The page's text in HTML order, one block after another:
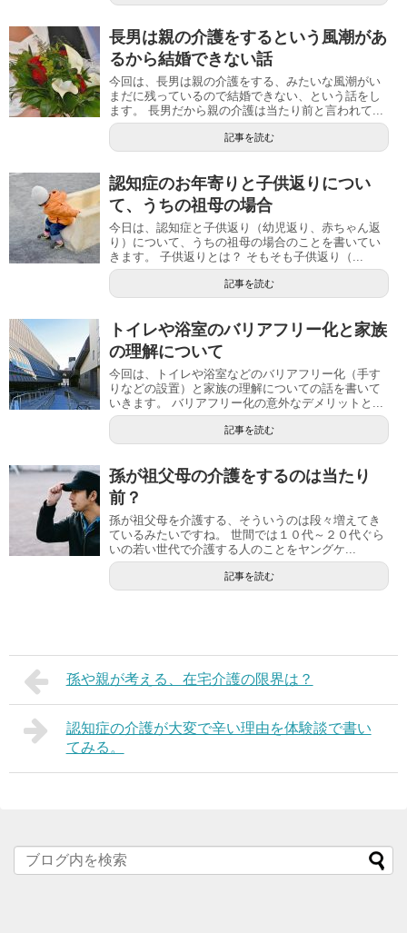
長男は親の介護をするという風潮があ
るから結婚できない話
今回は、長男は親の介護をする、みたいな風潮がい
まだに残っているので結婚できない、という話をし
ます。 長男だから親の介護は当たり前と言われて...
記事を読む
認知症のお年寄りと子供返りについ
て、うちの祖母の場合
今日は、認知症と子供返り（幼児返り、赤ちゃん返
り）について、うちの祖母の場合のことを書いてい
きます。 子供返りとは？ そもそも子供返り（...
記事を読む
トイレや浴室のバリアフリー化と家族
の理解について
今回は、トイレや浴室などのバリアフリー化（手す
りなどの設置）と家族の理解についての話を書いて
いきます。 バリアフリー化の意外なデメリットと...
記事を読む
孫が祖父母の介護をするのは当たり
前？
孫が祖父母を介護する、そういうのは段々増えてき
ているみたいですね。 世間では１０代～２０代ぐら
いの若い世代で介護する人のことをヤングケ...
記事を読む
孫や親が考える、在宅介護の限界は？
認知症の介護が大変で辛い理由を体験談で書い
てみる。